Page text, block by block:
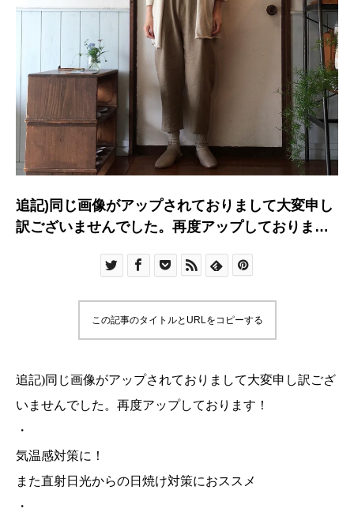
追記)同じ画像がアップされておりまして大変申し
訳ございませんでした。再度アップしておりま
この記事のタイトルとURLをコピーする
追記)同じ画像がアップされておりまして大変申し訳ござ
いませんでした。再度アップしております！
・
気温感対策に！
また直射日光からの日焼け対策におススメ
・